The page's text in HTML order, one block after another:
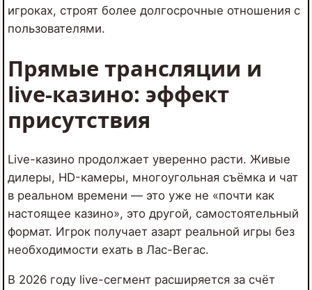
игроках, строят более долгосрочные отношения с
пользователями.
Прямые трансляции и
live-казино: эффект
присутствия
Live-казино продолжает уверенно расти. Живые
дилеры, HD-камеры, многоугольная съёмка и чат
в реальном времени — это уже не «почти как
настоящее казино», это другой, самостоятельный
формат. Игрок получает азарт реальной игры без
необходимости ехать в Лас-Вегас.
В 2026 году live-сегмент расширяется за счёт